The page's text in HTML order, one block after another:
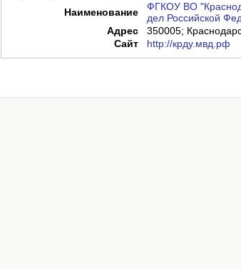
Наименование
ФГКОУ ВО
дел Российской
Адрес
350005;
Сайт
http://крду.мвд.рф